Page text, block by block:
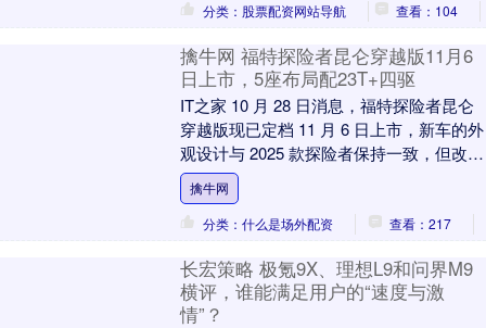
分类：股票配资网站导航
查看：104
擒牛网 福特探险者昆仑穿越版11月6
日上市，5座布局配23T+四驱
IT之家 10 月 28 日消息，福特探险者昆仑
穿越版现已定档 11 月 6 日上市，新车的外
观设计与 2025 款探险者保持一致，但改为
采用 2+3 的五座布....
擒牛网
分类：什么是场外配资
查看：217
长宏策略 极氪9X、理想L9和问界M9
横评，谁能满足用户的“速度与激
情”？